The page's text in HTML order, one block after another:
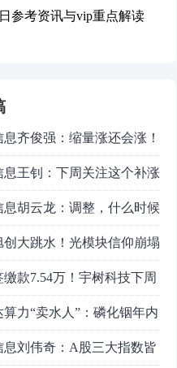
息齐俊强：缩量涨还会涨！
息王钊：下周关注这个补涨
息胡云龙：调整，什么时候
创大跳水！光模块信仰崩塌
缴款7.54万！宇树科技下周
，A股机器人"朋友圈"全曝
算力“卖水人”：磷化铟年内
，云南锗业（002428）如
息刘伟奇：A股三大指数皆